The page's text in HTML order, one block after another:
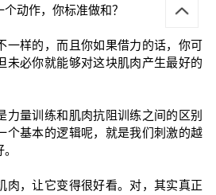
动作，你标准做和？
一样的，而且你如果借力的话，你可
未必你就能够对这块肌肉产生最好的
力量训练和肌肉抗阻训练之间的区别
个基本的逻辑呢，就是我们刺激的越
肉，让它变得很好看。对，其实真正